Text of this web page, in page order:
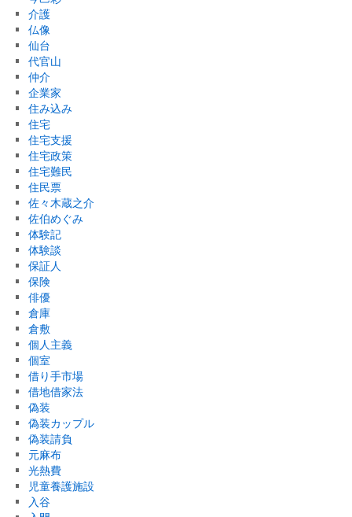
介護
仏像
仙台
代官山
仲介
企業家
住み込み
住宅
住宅支援
住宅政策
住宅難民
住民票
佐々木蔵之介
佐伯めぐみ
体験記
体験談
保証人
保険
俳優
倉庫
倉敷
個人主義
個室
借り手市場
借地借家法
偽装
偽装カップル
偽装請負
元麻布
光熱費
児童養護施設
入谷